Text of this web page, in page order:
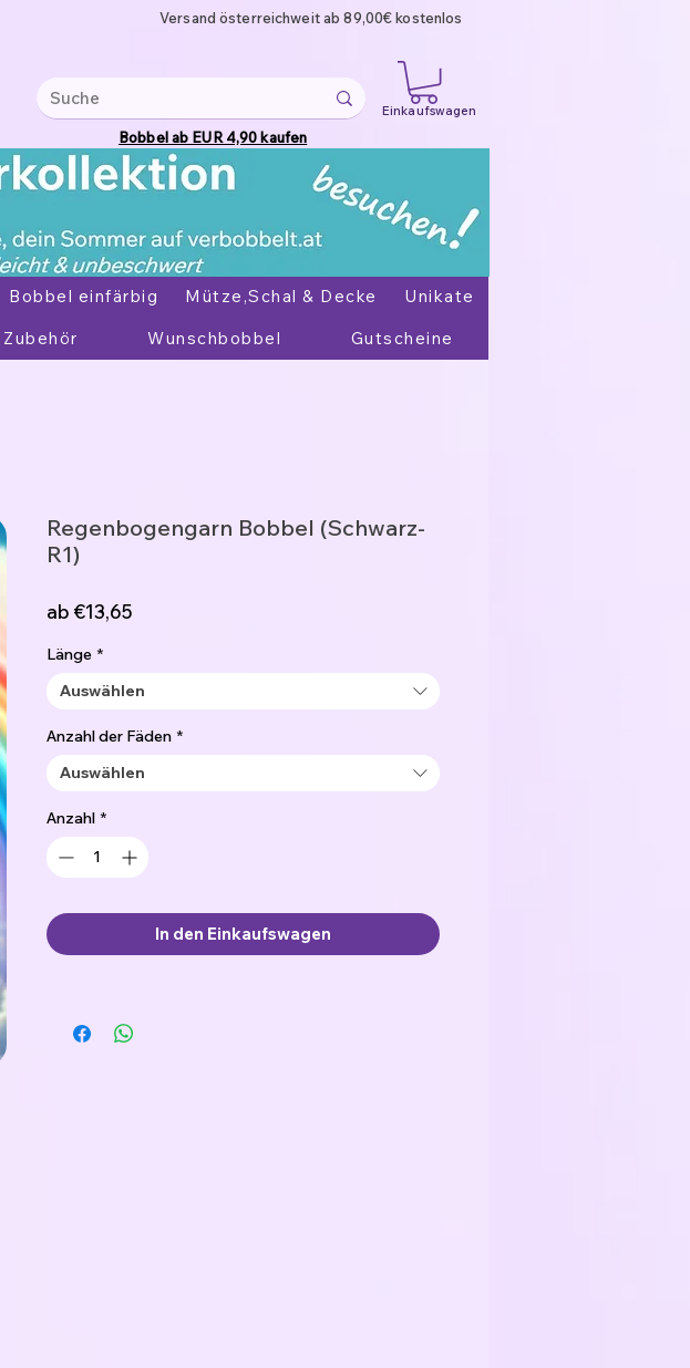
Versand österreichweit ab 89,00€ kostenlos
Einkaufswagen
Bobbel ab EUR 4,90 kaufen
Bobbel einfärbig Mütze,Schal & Decke
Unikate
Zubehör Wunschbobbel Gutscheine
Regenbogengarn Bobbel (Schwarz-
R1)
ab €13,65Sale-
Länge *
Auswählen
Anzahl der Fäden *
Auswählen
Anzahl *
In den Einkaufswagen